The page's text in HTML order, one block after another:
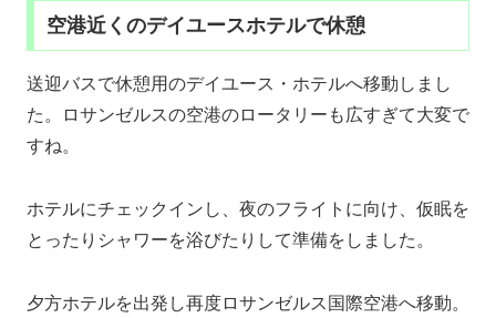
空港近くのデイユースホテルで休憩
送迎バスで休憩用のデイユース・ホテルへ移動しまし
た。ロサンゼルスの空港のロータリーも広すぎて大変で
すね。
ホテルにチェックインし、夜のフライトに向け、仮眠を
とったりシャワーを浴びたりして準備をしました。
夕方ホテルを出発し再度ロサンゼルス国際空港へ移動。